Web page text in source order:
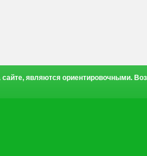
являются ориентировочными.